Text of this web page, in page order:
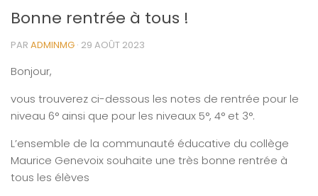
Bonne rentrée à tous !
PAR ADMINMG · 29 AOÛT 2023
Bonjour,
vous trouverez ci-dessous les notes de rentrée pour le
niveau 6° ainsi que pour les niveaux 5°, 4° et 3°.
L’ensemble de la communauté éducative du collège
Maurice Genevoix souhaite une très bonne rentrée à
tous les élèves